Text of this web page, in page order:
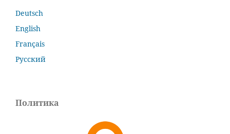
Deutsch
English
Français
Русский
Политика